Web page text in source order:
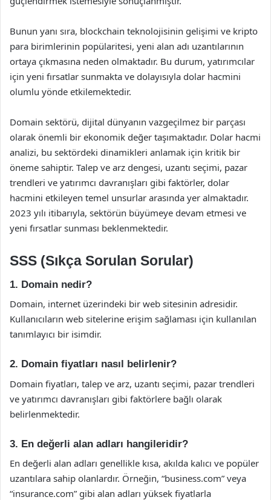
Bunun yanı sıra, blockchain teknolojisinin gelişimi ve kripto
para birimlerinin popülaritesi, yeni alan adı uzantılarının
ortaya çıkmasına neden olmaktadır. Bu durum, yatırımcılar
için yeni fırsatlar sunmakta ve dolayısıyla dolar hacmini
olumlu yönde etkilemektedir.
Domain sektörü, dijital dünyanın vazgeçilmez bir parçası
olarak önemli bir ekonomik değer taşımaktadır. Dolar hacmi
analizi, bu sektördeki dinamikleri anlamak için kritik bir
öneme sahiptir. Talep ve arz dengesi, uzantı seçimi, pazar
trendleri ve yatırımcı davranışları gibi faktörler, dolar
hacmini etkileyen temel unsurlar arasında yer almaktadır.
2023 yılı itibarıyla, sektörün büyümeye devam etmesi ve
yeni fırsatlar sunması beklenmektedir.
SSS (Sıkça Sorulan Sorular)
1. Domain nedir?
Domain, internet üzerindeki bir web sitesinin adresidir.
Kullanıcıların web sitelerine erişim sağlaması için kullanılan
tanımlayıcı bir isimdir.
2. Domain fiyatları nasıl belirlenir?
Domain fiyatları, talep ve arz, uzantı seçimi, pazar trendleri
ve yatırımcı davranışları gibi faktörlere bağlı olarak
belirlenmektedir.
3. En değerli alan adları hangileridir?
En değerli alan adları genellikle kısa, akılda kalıcı ve popüler
uzantılara sahip olanlardır. Örneğin, “business.com” veya
“insurance.com” gibi alan adları yüksek fiyatlarla